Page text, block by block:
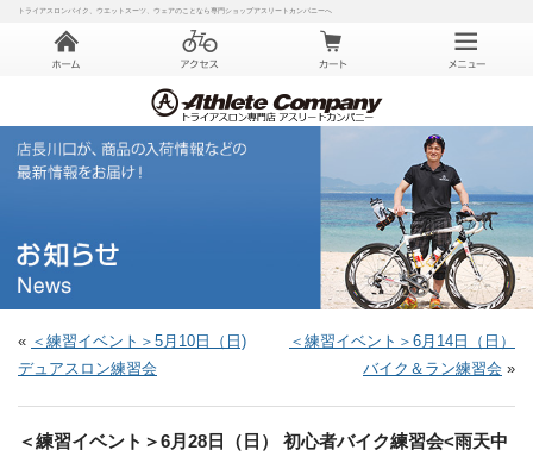
トライアスロンバイク、ウエットスーツ、ウェアのことなら専門ショップアスリートカンパニーへ
« ＜練習イベント＞5月10日（日)
デュアスロン練習会
＜練習イベント＞6月14日（日）
バイク＆ラン練習会 »
＜練習イベント＞6月28日（日） 初心者バイク練習会<雨天中